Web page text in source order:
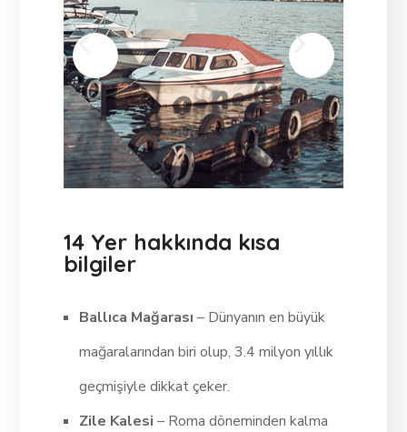
14 Yer hakkında kısa
bilgiler
Ballıca Mağarası– Dünyanın en büyük
mağaralarından biri olup, 3.4 milyon yıllık
geçmişiyle dikkat çeker.
Zile Kalesi – Roma döneminden kalma